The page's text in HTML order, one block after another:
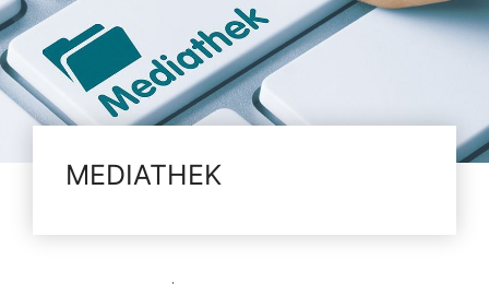
MEDIATHEK